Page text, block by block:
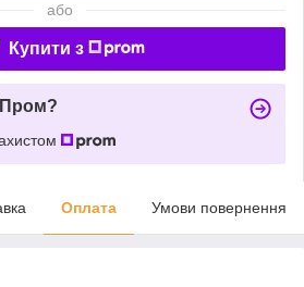
або
Купити з
Пром?
Оплата Умови повернення